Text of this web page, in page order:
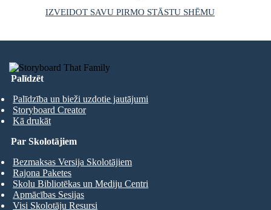
IZVEIDOT SAVU PIRMO STĀSTU SHĒMU
Palīdzēt
Palīdzība un bieži uzdotie jautājumi
Storyboard Creator
Kā drukāt
Par Skolotājiem
Bezmaksas Versija Skolotājiem
Rajona Paketes
Skolu Bibliotēkas un Mediju Centri
Apmācības Sesijas
Visi Skolotāju Resursi